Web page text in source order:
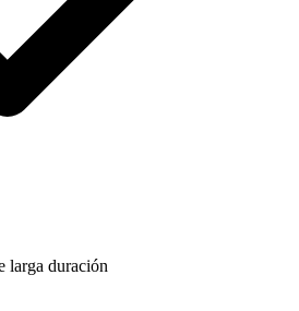
larga duración